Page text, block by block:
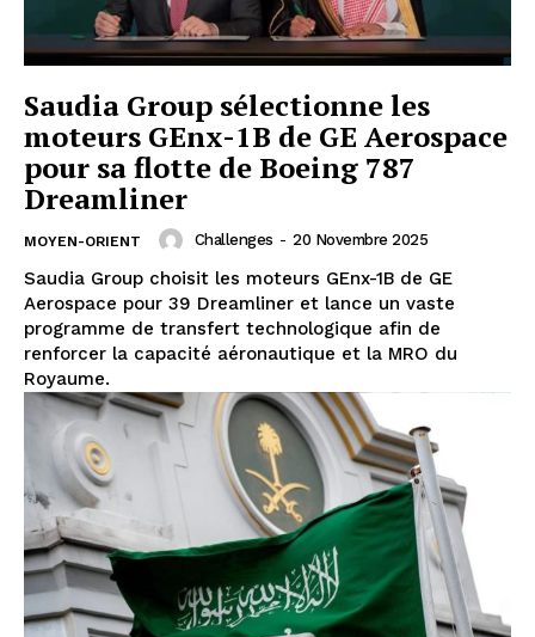
Saudia Group sélectionne les
moteurs GEnx-1B de GE Aerospace
pour sa flotte de Boeing 787
Dreamliner
MOYEN-ORIENT Challenges - 20 Novembre 2025
Saudia Group choisit les moteurs GEnx-1B de GE
Aerospace pour 39 Dreamliner et lance un vaste
programme de transfert technologique afin de
renforcer la capacité aéronautique et la MRO du
Royaume.